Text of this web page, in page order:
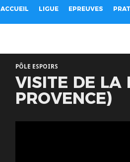
ACCUEIL LIGUE EPREUVES
PÔLE ESPOIRS
VISITE DE LA
PROVENCE)